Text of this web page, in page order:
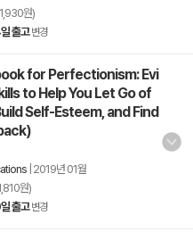
원)
출고 변경
for Perfectionism: Evi
to Help You Let Go of
Self-Esteem, and Find
2019년 01월
원)
출고 변경